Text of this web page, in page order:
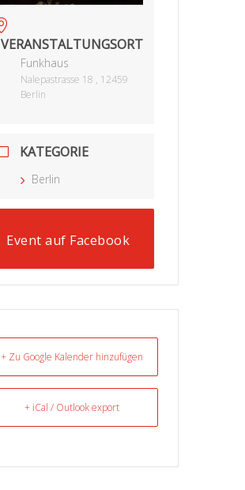
VERANSTALTUNGSORT
Funkhaus
Nalepastrasse 18 , 12459
Berlin
KATEGORIE
Berlin
Event auf Facebook
+ Zu Google Kalender hinzufügen
+ iCal / Outlook export